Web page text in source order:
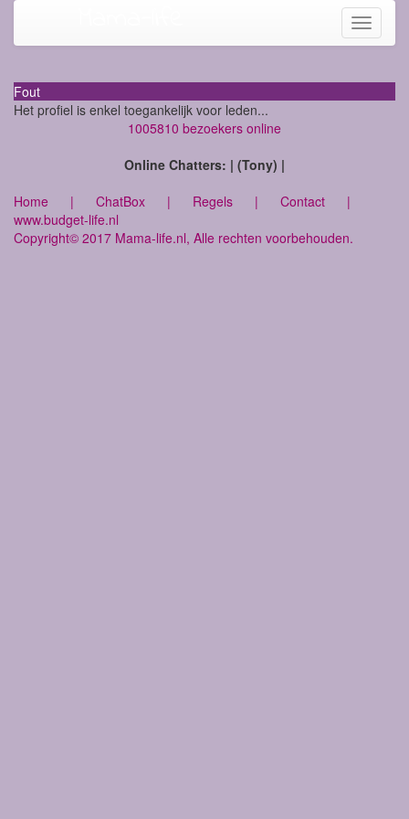
Toggle
Fout
Het profiel is enkel toegankelijk voor leden...
1005810 bezoekers online
Online Chatters: | (Tony) |
Home | ChatBox | Regels | Contact |
www.budget-life.nl
Copyright© 2017 Mama-life.nl, Alle rechten voorbehouden.